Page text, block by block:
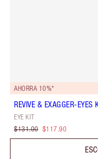
AHORRA 10%*
REVIVE & EXAGGER-EYES
EYE KIT
$131.00 $117.90